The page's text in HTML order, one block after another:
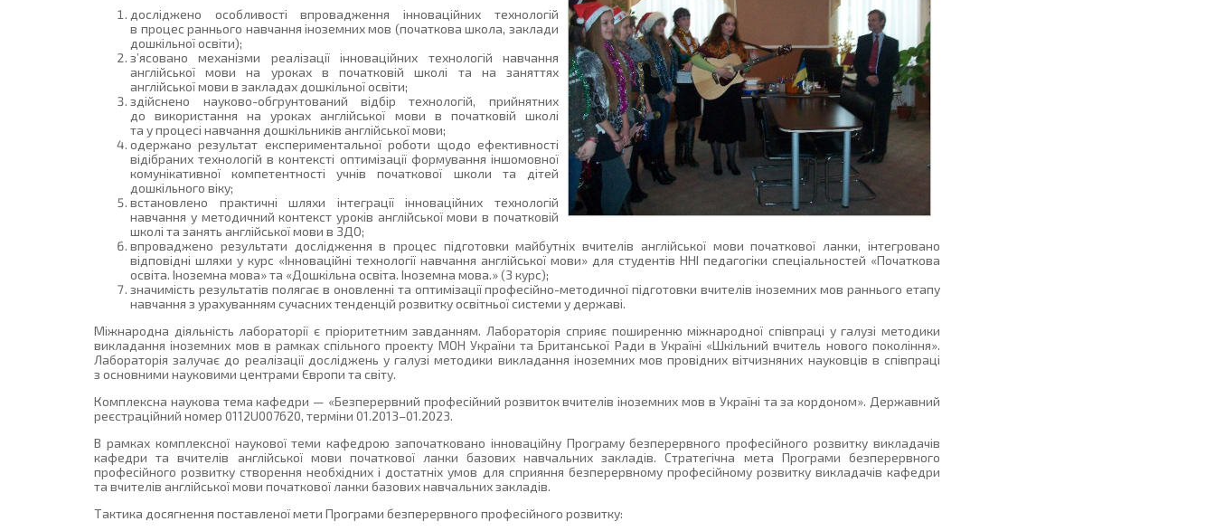
досліджено особливості впровадження інноваційних технологій
в процес раннього навчання іноземних мов (початкова школа, заклади
дошкільної освіти);
з’ясовано механізми реалізації інноваційних технологій навчання
англійської мови на уроках в початковій школі та на заняттях
англійської мови в закладах дошкільної освіти;
здійснено науково-обгрунтований відбір технологій, прийнятних
до використання на уроках англійської мови в початковій школі
та у процесі навчання дошкільників англійської мови;
одержано результат експериментальної роботи щодо ефективності
відібраних технологій в контексті оптимізації формування іншомовної
комунікативної компетентності учнів початкової школи та дітей
дошкільного віку;
встановлено практичні шляхи інтеграції інноваційних технологій
навчання у методичний контекст уроків англійської мови в початковій
школі та занять англійської мови в ЗДО;
впроваджено результати дослідження в процес підготовки майбутніх вчителів англійської мови початкової ланки, інтегровано
відповідні шляхи у курс «Інноваційні технології навчання англійської мови» для студентів ННІ педагогіки спеціальностей «Початкова
освіта. Іноземна мова» та «Дошкільна освіта. Іноземна мова.» (3 курс);
значимість результатів полягає в оновленні та оптимізації професійно-методичної підготовки вчителів іноземних мов раннього етапу
навчання з урахуванням сучасних тенденцій розвитку освітньої системи у державі.
Міжнародна діяльність лабораторії є пріоритетним завданням. Лабораторія сприяє поширенню міжнародної співпраці у галузі методики
викладання іноземних мов в рамках спільного проекту МОН України та Британської Ради в Україні «Шкільний вчитель нового покоління».
Лабораторія залучає до реалізації досліджень у галузі методики викладання іноземних мов провідних вітчизняних науковців в співпраці
з основними науковими центрами Європи та світу.
Комплексна наукова тема кафедри — «Безперервний професійний розвиток вчителів іноземних мов в Україні та за кордоном». Державний
реєстраційний номер 0112U007620, терміни 01.2013–01.2023.
В рамках комплексної наукової теми кафедрою започатковано інноваційну Програму безперервного професійного розвитку викладачів
кафедри та вчителів англійської мови початкової ланки базових навчальних закладів. Стратегічна мета Програми безперервного
професійного розвитку створення необхідних і достатніх умов для сприяння безперервному професійному розвитку викладачів кафедри
та вчителів англійської мови початкової ланки базових навчальних закладів.
Тактика досягнення поставленої мети Програми безперервного професійного розвитку: